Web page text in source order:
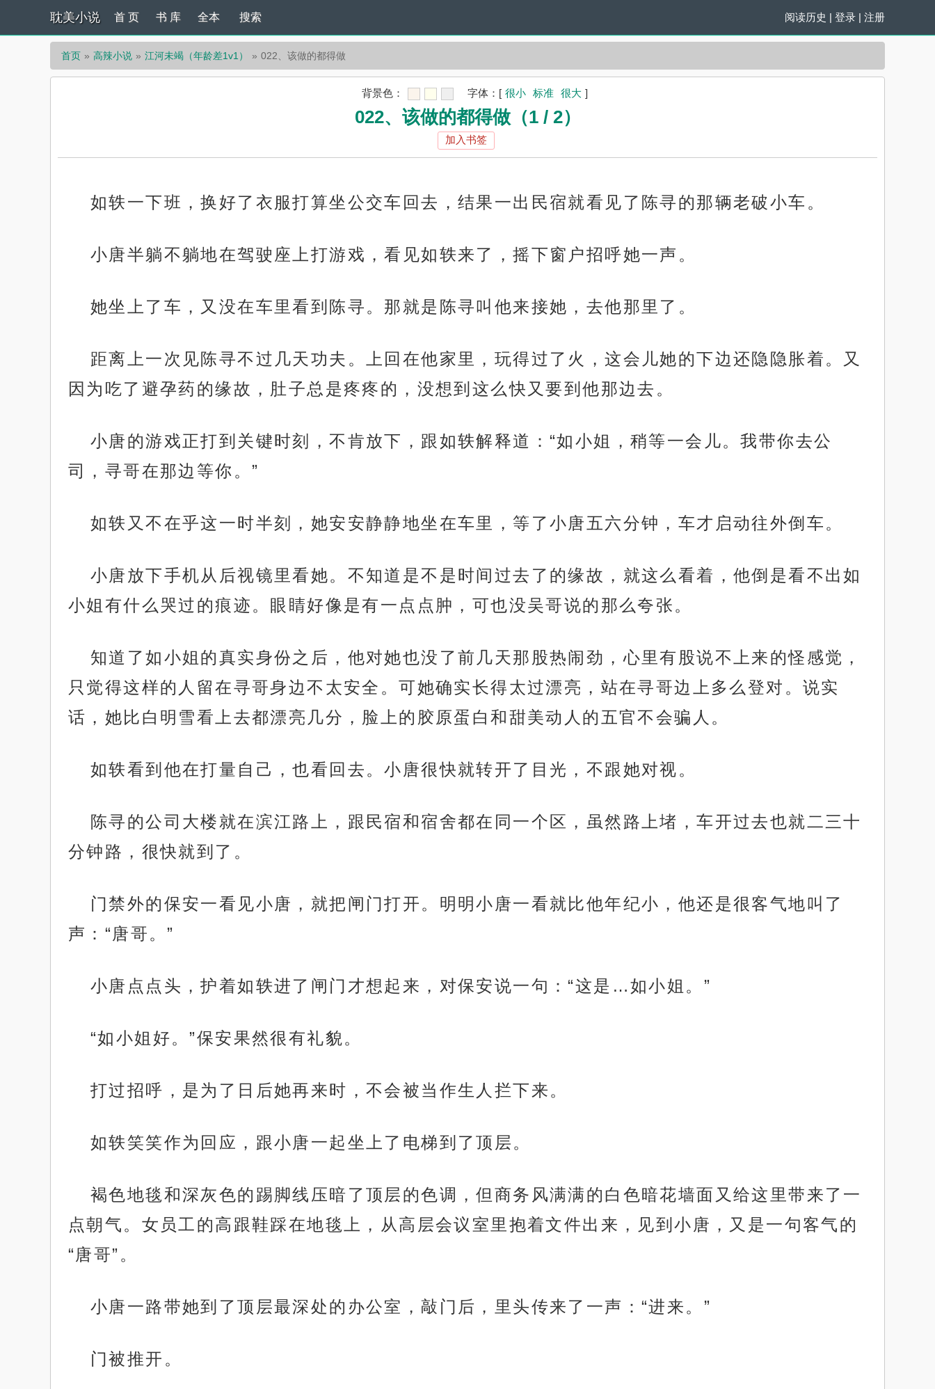
耽美小说 阅读历史 | 登录 | 注册
首 页 书 库 全本 搜索
首页 高辣小说 江河未竭（年龄差1v1） 022、该做的都得做
背景色： 字体： [ 很小 标准 很大 ]
022、该做的都得做（1 / 2）
加入书签
如轶一下班，换好了衣服打算坐公交车回去，结果一出民宿就看见了陈寻的那辆老破小车。
小唐半躺不躺地在驾驶座上打游戏，看见如轶来了，摇下窗户招呼她一声。
她坐上了车，又没在车里看到陈寻。那就是陈寻叫他来接她，去他那里了。
距离上一次见陈寻不过几天功夫。上回在他家里，玩得过了火，这会儿她的下边还隐隐胀着。又
因为吃了避孕药的缘故，肚子总是疼疼的，没想到这么快又要到他那边去。
小唐的游戏正打到关键时刻，不肯放下，跟如轶解释道：“如小姐，稍等一会儿。我带你去公
司，寻哥在那边等你。”
如轶又不在乎这一时半刻，她安安静静地坐在车里，等了小唐五六分钟，车才启动往外倒车。
小唐放下手机从后视镜里看她。不知道是不是时间过去了的缘故，就这么看着，他倒是看不出如
小姐有什么哭过的痕迹。眼睛好像是有一点点肿，可也没吴哥说的那么夸张。
知道了如小姐的真实身份之后，他对她也没了前几天那股热闹劲，心里有股说不上来的怪感觉，
只觉得这样的人留在寻哥身边不太安全。可她确实长得太过漂亮，站在寻哥边上多么登对。说实
话，她比白明雪看上去都漂亮几分，脸上的胶原蛋白和甜美动人的五官不会骗人。
如轶看到他在打量自己，也看回去。小唐很快就转开了目光，不跟她对视。
陈寻的公司大楼就在滨江路上，跟民宿和宿舍都在同一个区，虽然路上堵，车开过去也就二三十
分钟路，很快就到了。
门禁外的保安一看见小唐，就把闸门打开。明明小唐一看就比他年纪小，他还是很客气地叫了
声：“唐哥。”
小唐点点头，护着如轶进了闸门才想起来，对保安说一句：“这是…如小姐。”
“如小姐好。”保安果然很有礼貌。
打过招呼，是为了日后她再来时，不会被当作生人拦下来。
如轶笑笑作为回应，跟小唐一起坐上了电梯到了顶层。
褐色地毯和深灰色的踢脚线压暗了顶层的色调，但商务风满满的白色暗花墙面又给这里带来了一
点朝气。女员工的高跟鞋踩在地毯上，从高层会议室里抱着文件出来，见到小唐，又是一句客气的
“唐哥”。
小唐一路带她到了顶层最深处的办公室，敲门后，里头传来了一声：“进来。”
门被推开。